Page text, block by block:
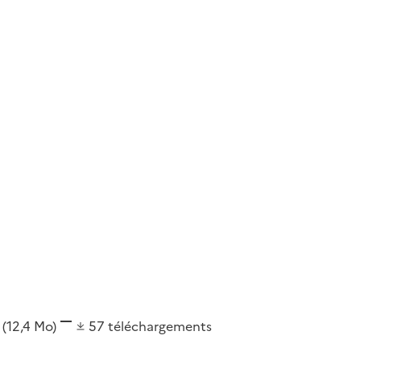
(12,4 Mo) 57 téléchargements